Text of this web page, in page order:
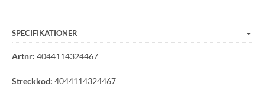
Cross-Stretch-inlägg upp till hälkappan
Ribbad sula för bra grepp med Vibram-häl
Piskhållare
SPECIFIKATIONER
Artnr: 4044114324467
Streckkod: 4044114324467